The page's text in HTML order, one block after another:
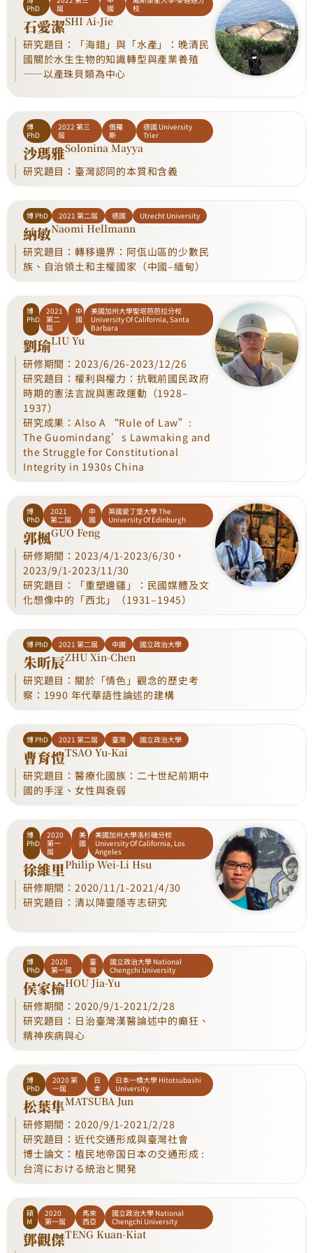
PhD
屆
國
校
石愛潔SHI Ai-Jie
研究題目：「海錯」與「水產」：晚清民
國關於水生生物的知識轉型與產業養殖
——以產珠貝類為中心
博
PhD
2022 第三
屆
俄羅
斯
德國 University
Trier
沙瑪雅Solonina Mayya
研究題目：臺灣認同的本質和含義
博 PhD 2021 第二屆 德國 Utrecht University
納敏Naomi Hellmann
研究題目：轉移邊界：阿佤山區的少數民
族、自治領土和主權國家（中國–緬甸）
博
PhD
2021
第二
屆
中
國
美國加州大學聖塔芭芭拉分校
University Of California, Santa
Barbara
劉瑜LIU Yu
研修期間：2023/6/26-2023/12/26
研究題目：權利與權力：抗戰前國民政府
時期的憲法言說與憲政運動（1928–
1937）
研究成果：Also A “Rule of Law”:
The Guomindang’s Lawmaking and
the Struggle for Constitutional
Integrity in 1930s China
博
PhD
2021
第二屆
中
國
英國愛丁堡大學 The
University Of Edinburgh
郭楓GUO Feng
研修期間：2023/4/1-2023/6/30，
2023/9/1-2023/11/30
研究題目：「重塑邊疆」：民國媒體及文
化想像中的「西北」（1931–1945）
博 PhD 2021 第二屆 中國 國立政治大學
朱昕辰ZHU Xin-Chen
研究題目：關於「情色」觀念的歷史考
察：1990 年代華語性論述的建構
博 PhD 2021 第二屆 臺灣 國立政治大學
曹育愷TSAO Yu-Kai
研究題目：醫療化國族：二十世紀前期中
國的手淫、女性與衰弱
博
PhD
2020
第一
屆
美
國
美國加州大學洛杉磯分校
University Of California, Los
Angeles
徐維里Philip Wei-Li Hsu
研修期間：2020/11/1-2021/4/30
研究題目：清以降靈隱寺志研究
博
PhD
2020
第一屆
臺
灣
國立政治大學 National
Chengchi University
侯家榆HOU Jia-Yu
研修期間：2020/9/1-2021/2/28
研究題目：日治臺灣漢醫論述中的癲狂、
精神疾病與心
博
PhD
2020 第
一屆
日
本
日本一橋大學 Hitotsubashi
University
松葉隼MATSUBA Jun
研修期間：2020/9/1-2021/2/28
研究題目：近代交通形成與臺灣社會
博士論文：植民地帝国日本の交通形成 :
台湾における統治と開発
碩
M
2020
第一屆
馬來
西亞
國立政治大學 National
Chengchi University
鄧觀傑TENG Kuan-Kiat